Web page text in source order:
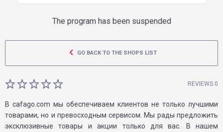
The program has been suspended
GO BACK TO THE SHOPS LIST
REVIEWS 0
В cafago.com мы обеспечиваем клиентов не только лучшими
товарами, но и превосходным сервисом. Мы рады предложить
эксклюзивные товары и акции только для вас. В нашем